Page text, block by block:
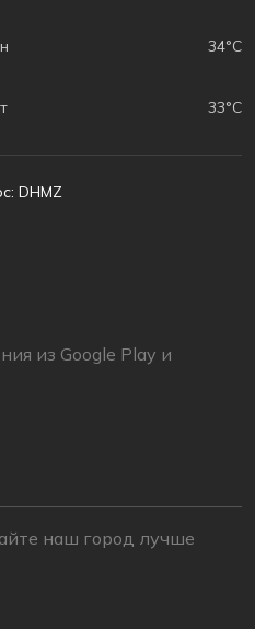
34°C
33°C
DHMZ
из Google Play и
наш город лучше